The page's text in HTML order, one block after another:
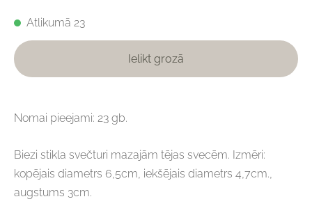
Atlikumā 23
Ielikt grozā
Nomai pieejami: 23 gb.
Biezi stikla svečturi mazajām tējas svecēm. Izmēri:
kopējais diametrs 6,5cm, iekšējais diametrs 4,7cm.,
augstums 3cm.